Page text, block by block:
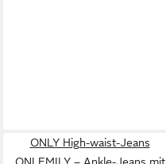
ONLY High-waist-Jeans
ONLEMILY – Ankle-Jeans mit